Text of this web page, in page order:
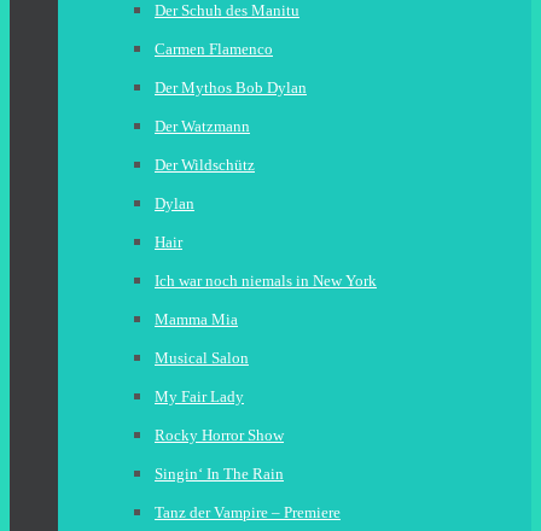
Der Schuh des Manitu
Carmen Flamenco
Der Mythos Bob Dylan
Der Watzmann
Der Wildschütz
Dylan
Hair
Ich war noch niemals in New York
Mamma Mia
Musical Salon
My Fair Lady
Rocky Horror Show
Singin‘ In The Rain
Tanz der Vampire – Premiere